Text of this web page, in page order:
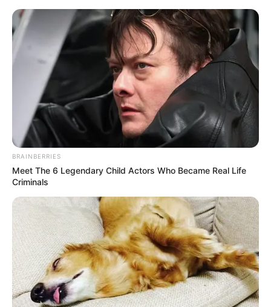
Перейти
вмісту
Groza-news.info
Громада Закарпаття
Музиканти з Баварії виконують
світові хіти у центрі Ужгорода
(відео)
BRAINBERRIES
Meet The 6 Legendary Child Actors Who Became Real Life
Criminals